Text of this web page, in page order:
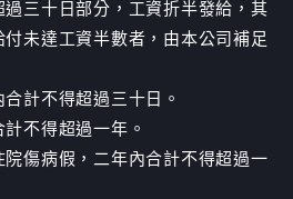
三十日部分，工資折半發給，其
未達工資半數者，由本公司補足
合計不得超過三十日。
計不得超過一年。
院傷病假，二年內合計不得超過一